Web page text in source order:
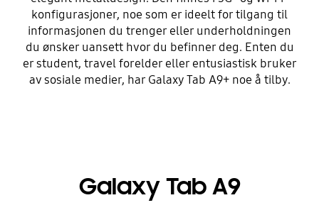
konfigurasjoner, noe som er ideelt for tilgang til
informasjonen du trenger eller underholdningen
du ønsker uansett hvor du befinner deg. Enten du
er student, travel forelder eller entusiastisk bruker
av sosiale medier, har Galaxy Tab A9+ noe å tilby.
Galaxy Tab A9